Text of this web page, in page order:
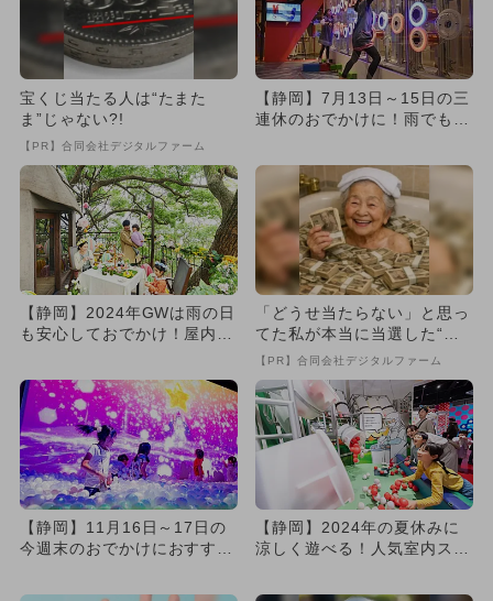
宝くじ当たる人は“たまた
ま”じゃない?!
【PR】合同会社デジタルファーム
【静岡】7月13日～15日の三
連休のおでかけに！雨でもO
【静岡】2024年GWは雨の日
も安心しておでかけ！屋内施
「どうせ当たらない」と思っ
てた私が本当に当選した“買
い方”がこれ
【PR】合同会社デジタルファーム
【静岡】11月16日～17日の
今週末のおでかけにおすす
ン...
【静岡】2024年の夏休みに
涼しく遊べる！人気室内スポ